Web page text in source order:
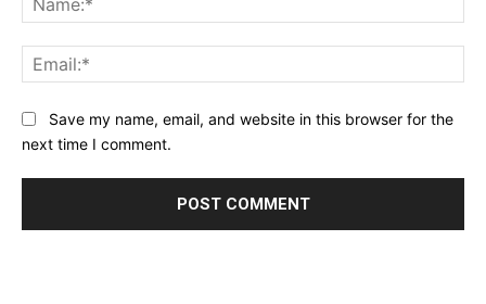
Website:Save my name, email, and website in this browser for the
next time I comment.